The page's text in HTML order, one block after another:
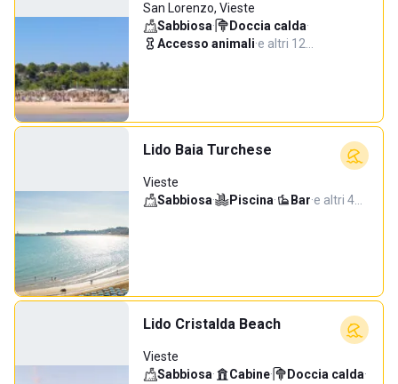
San Lorenzo, Vieste
Sabbiosa· Doccia calda·
Accesso animali·e altri 12…
Lido Baia Turchese
Vieste
Sabbiosa· Piscina· Bar·e altri 4…
Lido Cristalda Beach
Vieste
Sabbiosa· Cabine· Doccia calda·